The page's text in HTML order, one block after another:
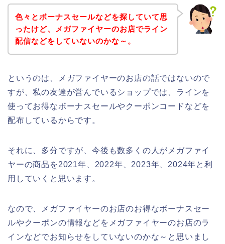
色々とボーナスセールなどを探していて思
ったけど、メガファイヤーのお店でライン
配信などをしていないのかな～。
というのは、メガファイヤーのお店の話ではないので
すが、私の友達が営んでいるショップでは、ラインを
使ってお得なボーナスセールやクーポンコードなどを
配布しているからです。
それに、多分ですが、今後も数多くの人がメガファイ
ヤーの商品を2021年、2022年、2023年、2024年と利
用していくと思います。
なので、メガファイヤーのお店のお得なボーナスセー
ルやクーポンの情報などをメガファイヤーのお店のラ
インなどでお知らせをしていないのかな～と思いまし